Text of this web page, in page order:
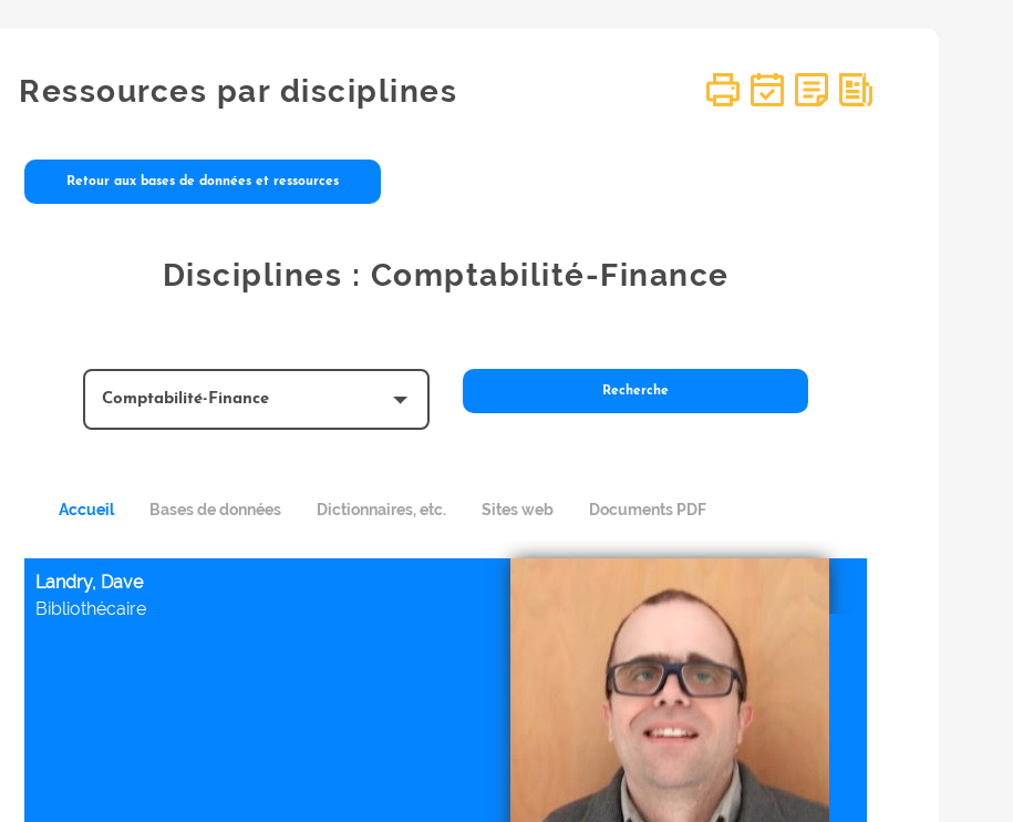
Ressources par disciplines
Retour aux bases de données et ressources
Disciplines : Comptabilité-Finance
Accueil Bases de données Dictionnaires, etc. Sites web Documents PDF
Landry, Dave
Bibliothécaire